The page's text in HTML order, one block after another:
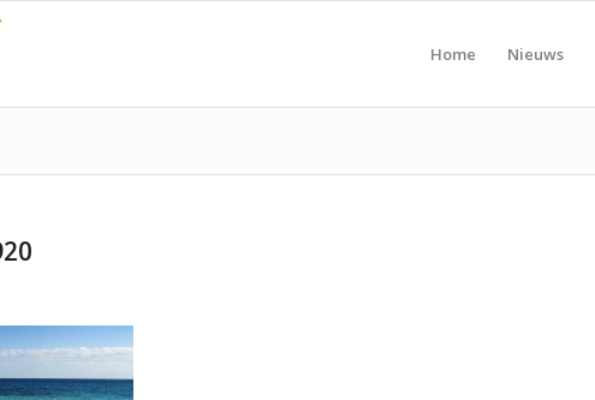
Home Nieuws